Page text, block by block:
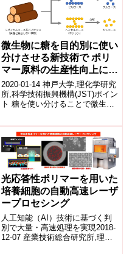
微生物に糖を目的別に使い
分けさせる新技術で ポリ
マー原料の生産性向上に成
功
2020-01-14 神戸大学,理化学研究
所,科学技術振興機構(JST)ポイン
ト 糖を使い分けることで微生物
ントロールする「Para...
光応答性ポリマーを用いた
培養細胞の自動高速レーザ
ープロセシング
人工知能（AI）技術に基づく判
別で大量・高速処理を実現2018-
12-07 産業技術総合研究所,理化